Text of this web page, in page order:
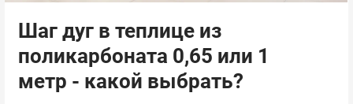
Шаг дуг в теплице из
поликарбоната 0,65 или 1
метр - какой выбрать?